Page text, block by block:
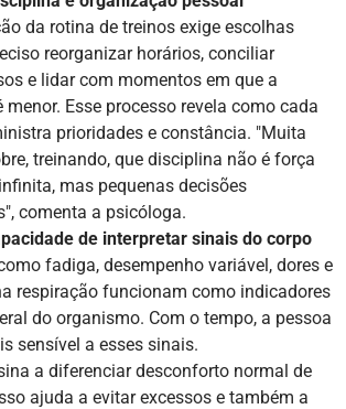
da rotina de treinos exige escolhas
reorganizar horários, conciliar
e lidar com momentos em que a
menor. Esse processo revela como cada
prioridades e constância. "Muita
treinando, que disciplina não é força
mas pequenas decisões
comenta a psicóloga.
de interpretar sinais do corpo
fadiga, desempenho variável, dores e
respiração funcionam como indicadores
do organismo. Com o tempo, a pessoa
sensível a esses sinais.
a diferenciar desconforto normal de
ajuda a evitar excessos e também a